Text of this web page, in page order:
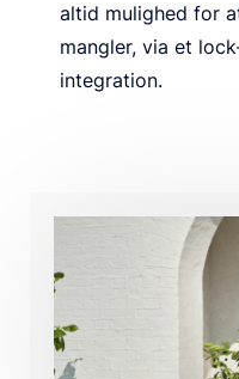
altid mulighed for
mangler, via et
integration.